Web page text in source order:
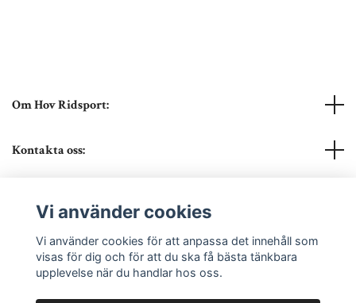
Om Hov Ridsport:
Kontakta oss:
Sociala medier
Vi använder cookies
Vi använder cookies för att anpassa det innehåll som
visas för dig och för att du ska få bästa tänkbara
upplevelse när du handlar hos oss.